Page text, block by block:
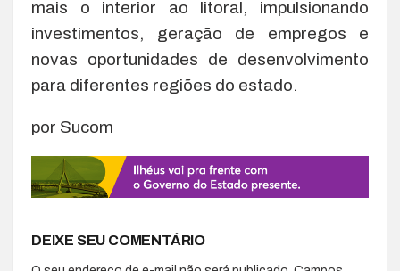
mais o interior ao litoral, impulsionando
investimentos, geração de empregos e
novas oportunidades de desenvolvimento
para diferentes regiões do estado.
por Sucom
DEIXE SEU COMENTÁRIO